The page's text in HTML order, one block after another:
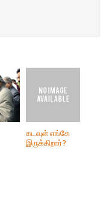
கடவுள் எங்கே
இருக்கிறார்?